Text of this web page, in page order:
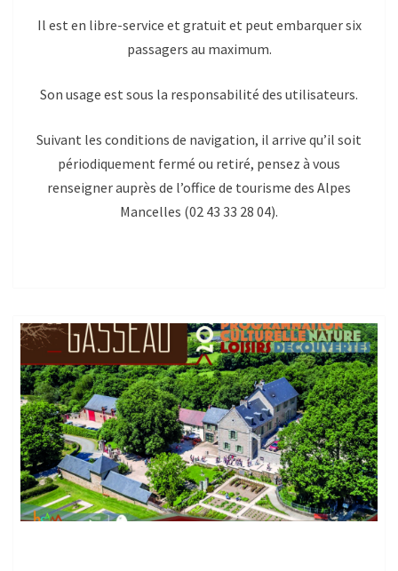
Il est en libre-service et gratuit et peut embarquer six
passagers au maximum.
Son usage est sous la responsabilité des utilisateurs.
Suivant les conditions de navigation, il arrive qu’il soit
périodiquement fermé ou retiré, pensez à vous
renseigner auprès de l’office de tourisme des Alpes
Mancelles (02 43 33 28 04).